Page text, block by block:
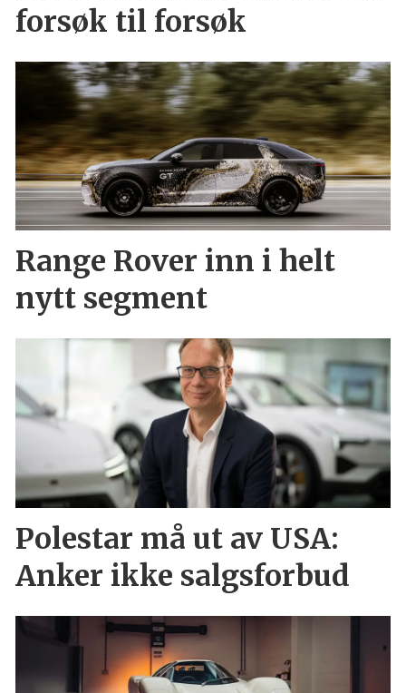
forsøk til forsøk
Range Rover inn i helt
nytt segment
Polestar må ut av USA:
Anker ikke salgsforbud